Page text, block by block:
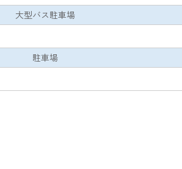
大型バス駐車場
駐車場